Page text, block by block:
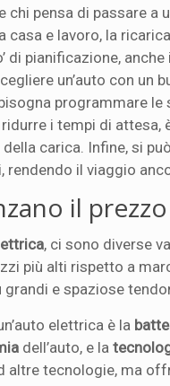
pensa di passare a
casa e lavoro, la
di pianificazione,
un’auto con un
programmare
i tempi di
carica. Infine, si
il viaggio
il
, ci sono diverse
più alti rispetto a
grandi e spaziose
elettrica è la
dell’auto, e la
tecnologie, ma